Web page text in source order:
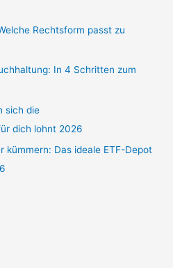
Rechtsform passt zu
In 4 Schritten zum
sich die
dich lohnt 2026
kümmern: Das ideale ETF-Depot